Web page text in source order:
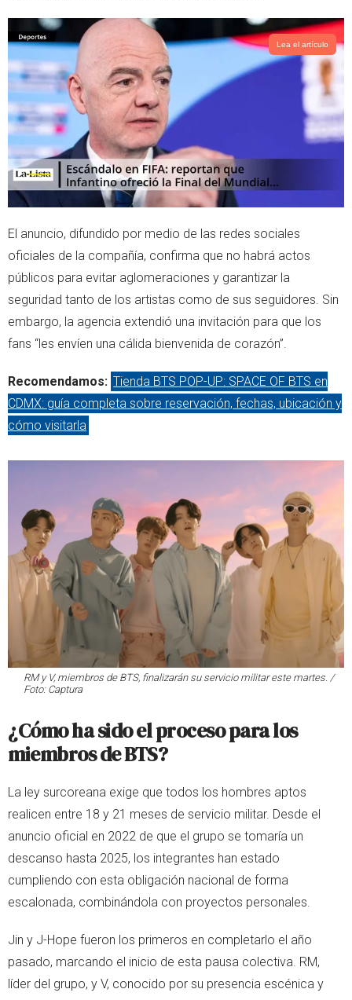
Lea el artículo
El anuncio, difundido por medio de las redes sociales
oficiales de la compañía, confirma que no habrá actos
públicos para evitar aglomeraciones y garantizar la
seguridad tanto de los artistas como de sus seguidores. Sin
embargo, la agencia extendió una invitación para que los
fans “les envíen una cálida bienvenida de corazón”.
Recomendamos: Tienda BTS POP-UP: SPACE OF BTS en
CDMX: guía completa sobre reservación, fechas, ubicación y
cómo visitarla
RM y V, miembros de BTS, finalizarán su servicio militar este martes. /
Foto: Captura
¿Cómo ha sido el proceso para los
miembros de BTS?
La ley surcoreana exige que todos los hombres aptos
realicen entre 18 y 21 meses de servicio militar. Desde el
anuncio oficial en 2022 de que el grupo se tomaría un
descanso hasta 2025, los integrantes han estado
cumpliendo con esta obligación nacional de forma
escalonada, combinándola con proyectos personales.
Jin y J-Hope fueron los primeros en completarlo el año
pasado, marcando el inicio de esta pausa colectiva. RM,
líder del grupo, y V, conocido por su presencia escénica y